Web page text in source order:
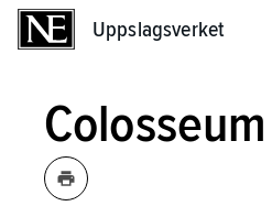
Uppslagsverket
Colosseum